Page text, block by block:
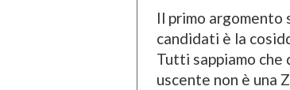
Il primo argomento
candidati è la
Tutti sappiamo che
uscente non è una